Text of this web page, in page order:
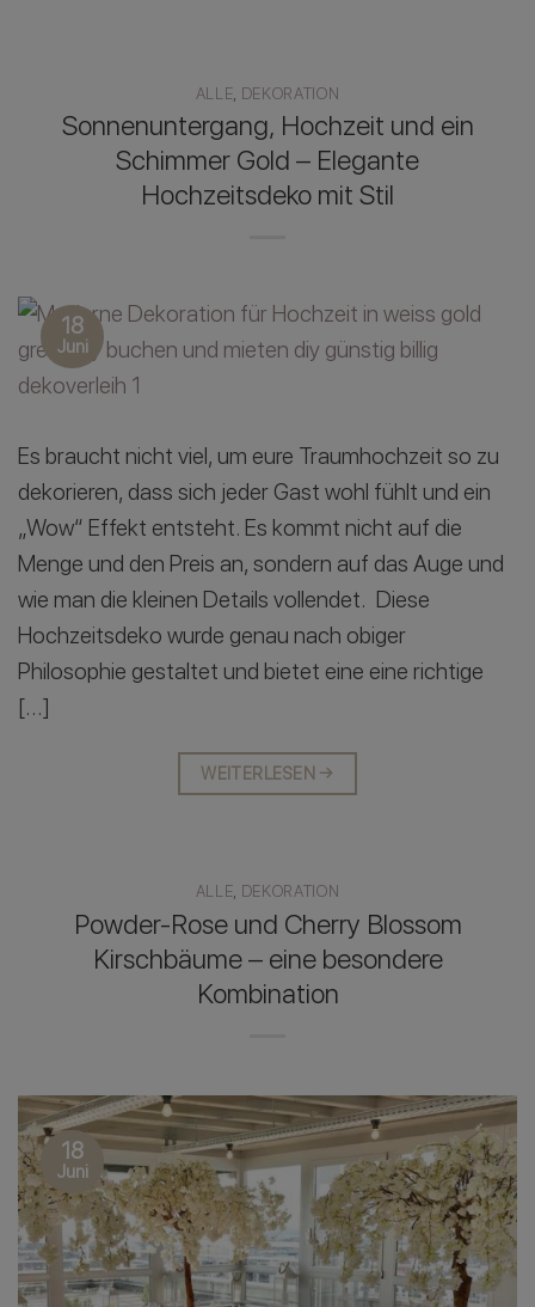
ALLE DEKORATION
Sonnenuntergang, Hochzeit und ein
Schimmer Gold – Elegante
Hochzeitsdeko mit Stil
18
Juni
Es braucht nicht viel, um eure Traumhochzeit so zu
dekorieren, dass sich jeder Gast wohl fühlt und ein
„Wow“ Effekt entsteht. Es kommt nicht auf die
Menge und den Preis an, sondern auf das Auge und
wie man die kleinen Details vollendet. Diese
Hochzeitsdeko wurde genau nach obiger
Philosophie gestaltet und bietet eine eine richtige
[…]
WEITERLESEN →
ALLE DEKORATION
Powder-Rose und Cherry Blossom
Kirschbäume – eine besondere
Kombination
18
Juni